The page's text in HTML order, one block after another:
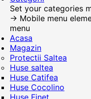
Set your categories
-> Mobile menu
menu
Acasa
Magazin
Protectii Saltea
Huse saltea
Huse Catifea
Huse Cocolino
Huse Finet